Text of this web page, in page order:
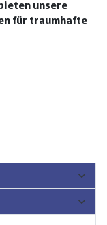
unsere
für traumhafte